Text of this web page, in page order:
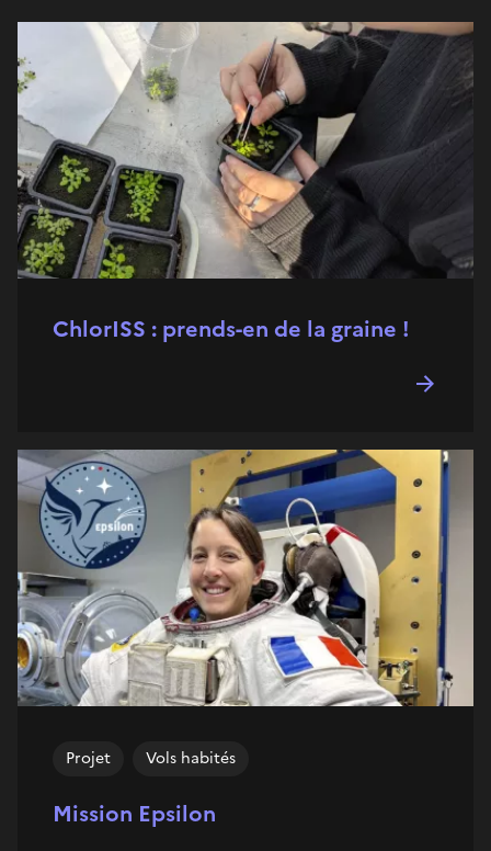
ChlorISS : prends-en de la graine !
Mission Epsilon
Projet Vols habités